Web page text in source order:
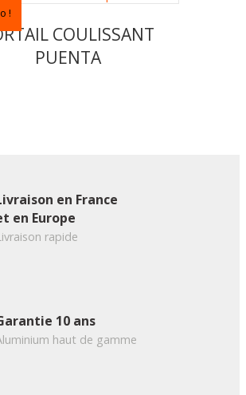
!
COULISSANT
PUENTA
en France
en Europe
rapide
10 ans
haut de gamme